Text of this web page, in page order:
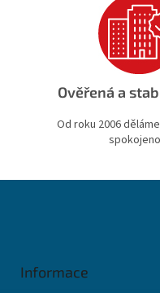
Ověřená a
Od roku 2006
Informace